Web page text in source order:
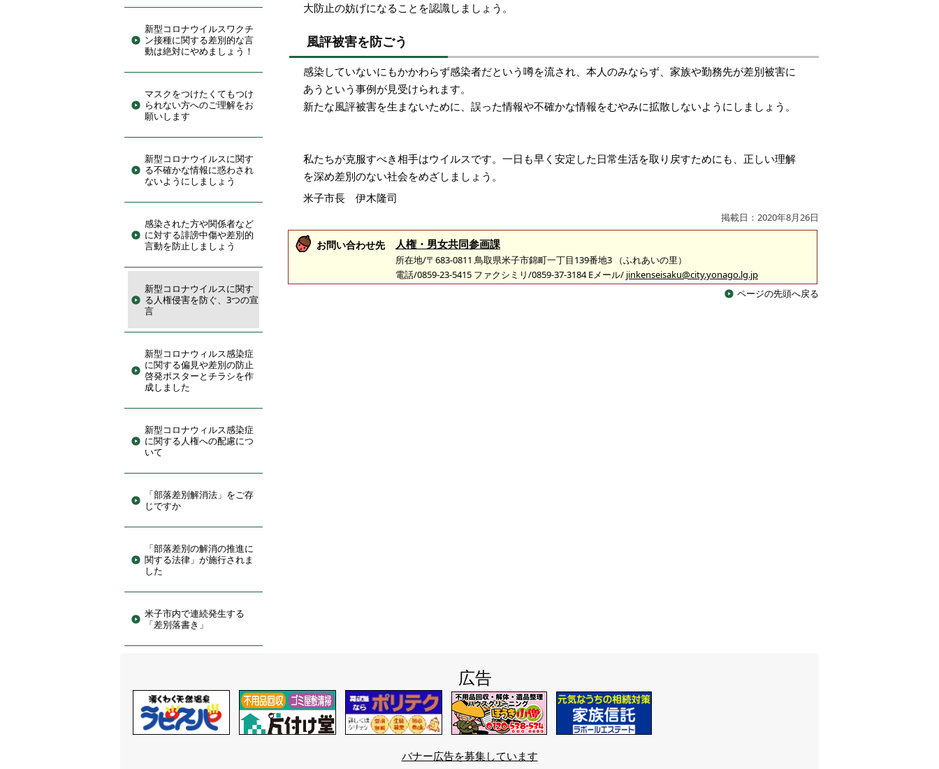
新型コロナウイルスワクチ
ン接種に関する差別的な言
動は絶対にやめましょう！
マスクをつけたくてもつけ
られない方へのご理解をお
願いします
新型コロナウイルスに関す
る不確かな情報に惑わされ
ないようにしましょう
感染された方や関係者など
に対する誹謗中傷や差別的
言動を防止しましょう
新型コロナウイルスに関す
る人権侵害を防ぐ、3つの宣
言
新型コロナウィルス感染症
に関する偏見や差別の防止
啓発ポスターとチラシを作
成しました
新型コロナウィルス感染症
に関する人権への配慮につ
いて
「部落差別解消法」をご存
じですか
「部落差別の解消の推進に
関する法律」が施行されま
した
米子市内で連続発生する
「差別落書き」
大防止の妨げになることを認識しましょう。
風評被害を防ごう
感染していないにもかかわらず感染者だという噂を流され、本人のみならず、家族や勤務先が差別被害に
あうという事例が見受けられます。
新たな風評被害を生まないために、誤った情報や不確かな情報をむやみに拡散しないようにしましょう。
私たちが克服すべき相手はウイルスです。一日も早く安定した日常生活を取り戻すためにも、正しい理解
を深め差別のない社会をめざしましょう。
米子市長 伊木隆司
掲載日：2020年8月26日
お問い合わせ先 人権・男女共同参画課
所在地/〒683-0811 鳥取県米子市錦町一丁目139番地3 （ふれあいの里）
電話/0859-23-5415 ファクシミリ/0859-37-3184 Eメール/ jinkenseisaku@city.yonago.lg.jp
ページの先頭へ戻る
広告
バナー広告を募集しています